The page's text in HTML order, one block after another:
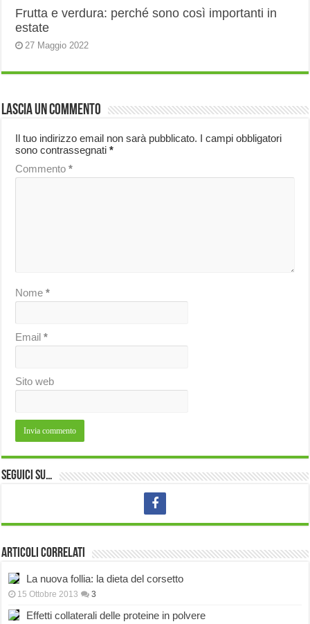
Frutta e verdura: perché sono così importanti in
estate
27 Maggio 2022
Lascia un commento
Il tuo indirizzo email non sarà pubblicato. I campi obbligatori
sono contrassegnati*
Commento*
Nome*
Email*
Sito web
Seguici su…
Articoli correlati
La nuova follia: la dieta del corsetto
15 Ottobre 2013 3
Effetti collaterali delle proteine in polvere